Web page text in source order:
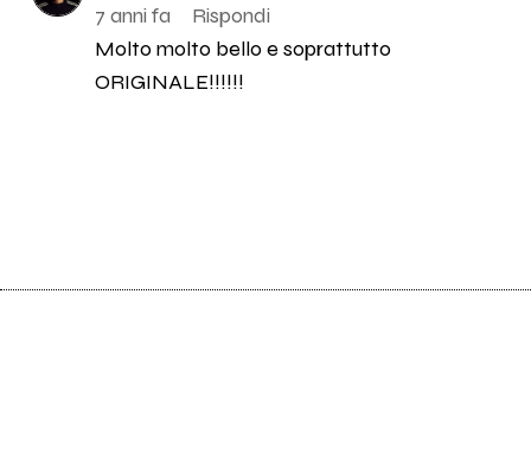
7 anni fa
Rispondi
Molto molto bello e soprattutto
ORIGINALE!!!!!!